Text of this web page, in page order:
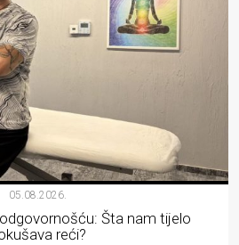
05.08.2026.
Šta nam tijelo
reći?